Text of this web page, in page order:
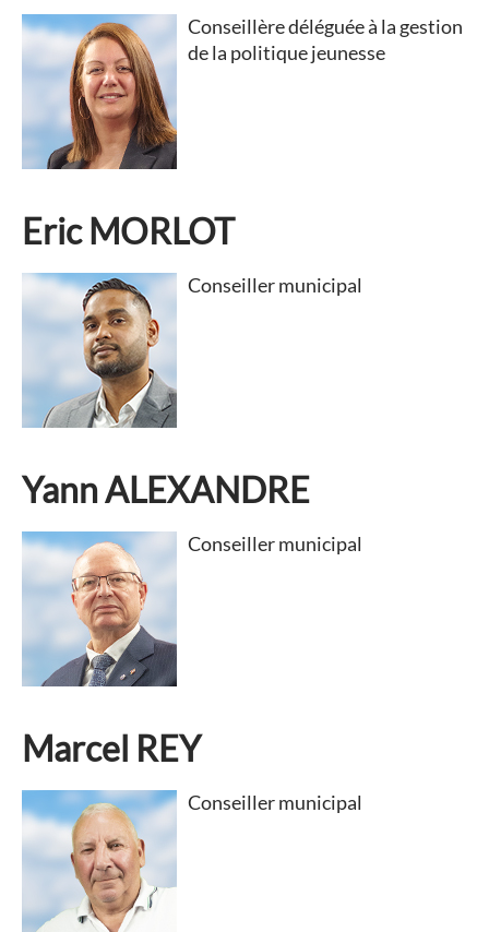
Conseillère déléguée à la gestion
de la politique jeunesse
Eric MORLOT
Conseiller municipal
Yann ALEXANDRE
Conseiller municipal
Marcel REY
Conseiller municipal